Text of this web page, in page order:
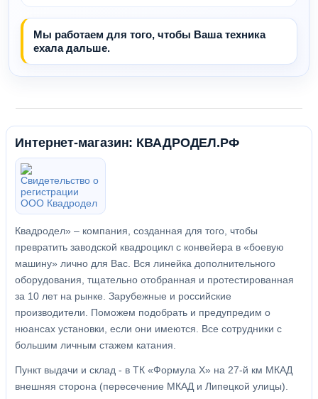
Мы работаем для того, чтобы Ваша техника
ехала дальше.
Интернет-магазин: КВАДРОДЕЛ.РФ
Квадродел» – компания, созданная для того, чтобы
превратить заводской квадроцикл с конвейера в «боевую
машину» лично для Вас. Вся линейка дополнительного
оборудования, тщательно отобранная и протестированная
за 10 лет на рынке. Зарубежные и российские
производители. Поможем подобрать и предупредим о
нюансах установки, если они имеются. Все сотрудники с
большим личным стажем катания.
Пункт выдачи и склад - в ТК «Формула X» на 27-й км МКАД
внешняя сторона (пересечение МКАД и Липецкой улицы).